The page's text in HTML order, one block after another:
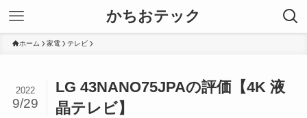
かちおテック
ホーム 家電 テレビ
LG 43NANO75JPAの評価【4K 液
晶テレビ】
2022
9/29